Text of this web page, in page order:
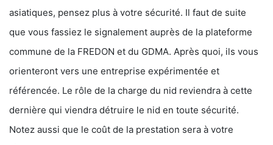
asiatiques, pensez plus à votre sécurité. Il faut de suite
que vous fassiez le signalement auprès de la plateforme
commune de la FREDON et du GDMA. Après quoi, ils vous
orienteront vers une entreprise expérimentée et
référencée. Le rôle de la charge du nid reviendra à cette
dernière qui viendra détruire le nid en toute sécurité.
Notez aussi que le coût de la prestation sera à votre